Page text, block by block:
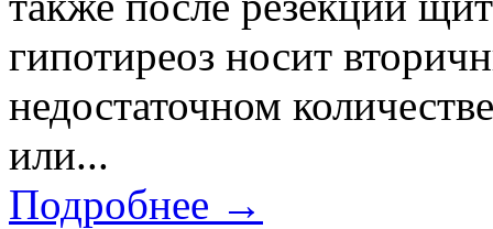
гипотиреоз носит
недостаточном
или...
Подробнее →